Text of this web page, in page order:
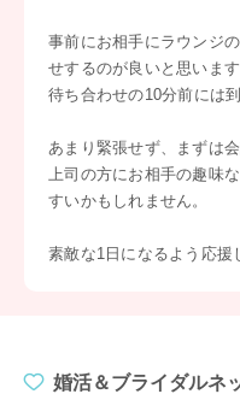
事前にお相手にラウンジ
せするのが良いと思います
待ち合わせの10分前には
あまり緊張せず、まずは
上司の方にお相手の趣味
すいかもしれません。
素敵な1日になるよう応援
婚活＆ブライダルネ